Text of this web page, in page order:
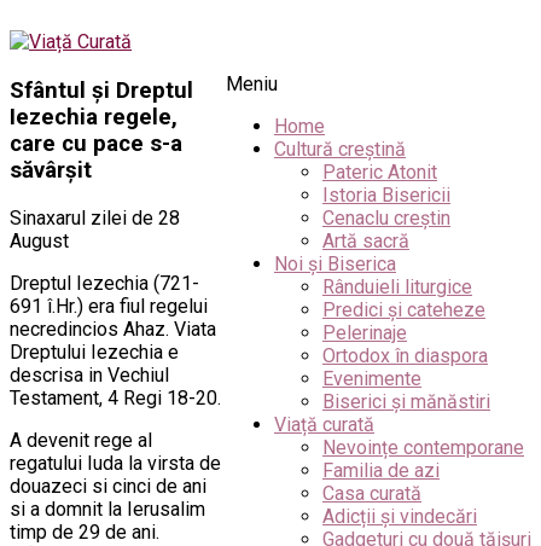
Meniu
Home
Cultură creștină
Pateric Atonit
Istoria Bisericii
Cenaclu creștin
Artă sacră
Noi și Biserica
Rânduieli liturgice
Predici și cateheze
Pelerinaje
Ortodox în diaspora
Evenimente
Biserici și mănăstiri
Viață curată
Nevoințe contemporane
Familia de azi
Casa curată
Adicții și vindecări
Gadgeturi cu două tăișuri
Sfântul și Dreptul
Iezechia regele,
care cu pace s-a
săvârșit
Sinaxarul zilei de 28
August
Dreptul Iezechia (721-
691 î.Hr.) era fiul regelui
necredincios Ahaz. Viata
Dreptului Iezechia e
descrisa in Vechiul
Testament, 4 Regi 18-20.
A devenit rege al
regatului Iuda la virsta de
douazeci si cinci de ani
si a domnit la Ierusalim
timp de 29 de ani.